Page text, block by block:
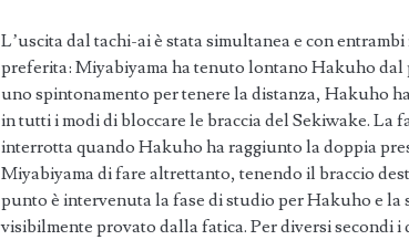
L’uscita dal tachi-ai è stata simultanea e con
preferita: Miyabiyama ha tenuto lontano Hakuho dal
uno spintonamento per tenere la distanza, Hakuho
in tutti i modi di bloccare le braccia del Sekiwake. La
interrotta quando Hakuho ha raggiunto la doppia
Miyabiyama di fare altrettanto, tenendo il braccio
punto è intervenuta la fase di studio per Hakuho e la
visibilmente provato dalla fatica. Per diversi secondi i